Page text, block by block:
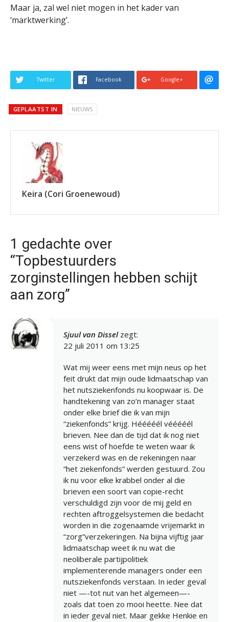
Maar ja, zal wel niet mogen in het kader van
‘marktwerking’.
Twitter Facebook Google+
GEPLAATST IN NIEUWS
Keira (Cori Groenewoud)
1 gedachte over
“Topbestuurders
zorginstellingen hebben schijt
aan zorg”
Sjuul van Dissel zegt:
22 juli 2011 om 13:25
Wat mij weer eens met mijn neus op het
feit drukt dat mijn oude lidmaatschap van
het nutsziekenfonds nu koopwaar is. De
handtekening van zo’n manager staat
onder elke brief die ik van mijn
“ziekenfonds” krijg. Hééééél vééééél
brieven. Nee dan de tijd dat ik nog niet
eens wist of hoefde te weten waar ik
verzekerd was en de rekeningen naar
“het ziekenfonds” werden gestuurd. Zou
ik nu voor elke krabbel onder al die
brieven een soort van copie-recht
verschuldigd zijn voor de mij geld en
rechten aftroggelsystemen die bedacht
worden in die zogenaamde vrijemarkt in
“zorg”verzekeringen. Na bijna vijftig jaar
lidmaatschap weet ik nu wat die
neoliberale partijpolitiek
implementerende managers onder een
nutsziekenfonds verstaan. In ieder geval
niet —-tot nut van het algemeen—-
zoals dat toen zo mooi heette. Nee dat
in ieder geval niet. Maar gekke Henkie en